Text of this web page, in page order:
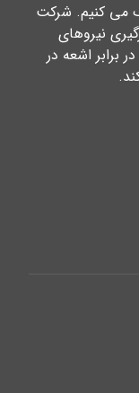
می کنیم. شرکت
نیروهای
برابر اشعه در